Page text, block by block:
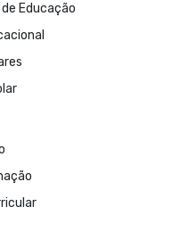
Educação